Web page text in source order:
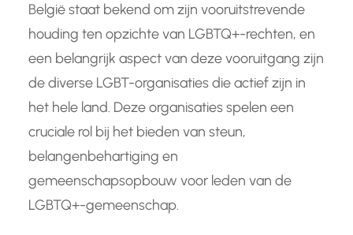
België staat bekend om zijn vooruitstrevende
houding ten opzichte van LGBTQ+-rechten, en
een belangrijk aspect van deze vooruitgang zijn
de diverse LGBT-organisaties die actief zijn in
het hele land. Deze organisaties spelen een
cruciale rol bij het bieden van steun,
belangenbehartiging en
gemeenschapsopbouw voor leden van de
LGBTQ+-gemeenschap.